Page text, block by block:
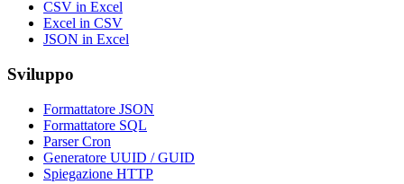
CSV in Excel
Excel in CSV
JSON in Excel
Sviluppo
Formattatore JSON
Formattatore SQL
Parser Cron
Generatore UUID / GUID
Spiegazione HTTP